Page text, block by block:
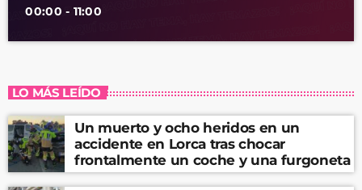
00:00 - 11:00
LO MÁS LEÍDO
Un muerto y ocho heridos en un
accidente en Lorca tras chocar
frontalmente un coche y una furgoneta